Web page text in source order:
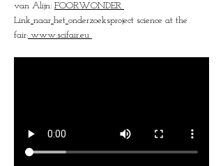
van Alijn: FOORWONDER
Link naar het onderzoeksproject science at the
fair: www.scifair.eu